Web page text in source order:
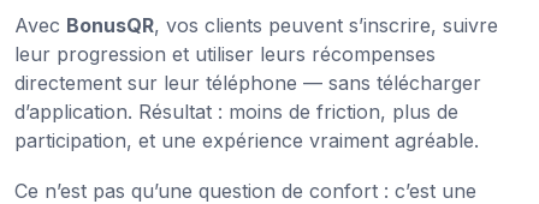
Avec BonusQR, vos clients peuvent s’inscrire, suivre
leur progression et utiliser leurs récompenses
directement sur leur téléphone — sans télécharger
d’application. Résultat : moins de friction, plus de
participation, et une expérience vraiment agréable.
Ce n’est pas qu’une question de confort : c’est une